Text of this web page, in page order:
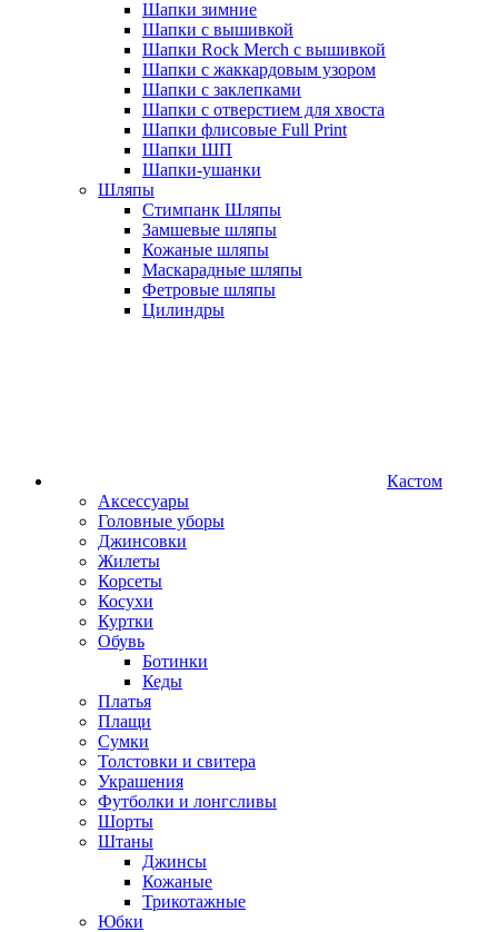
Шапки зимние
Шапки с вышивкой
Шапки Rock Merch с вышивкой
Шапки с жаккардовым узором
Шапки с заклепками
Шапки с отверстием для хвоста
Шапки флисовые Full Print
Шапки ШП
Шапки-ушанки
Шляпы
Стимпанк Шляпы
Замшевые шляпы
Кожаные шляпы
Маскарадные шляпы
Фетровые шляпы
Цилиндры
Кастом
Аксессуары
Головные уборы
Джинсовки
Жилеты
Корсеты
Косухи
Куртки
Обувь
Ботинки
Кеды
Платья
Плащи
Сумки
Толстовки и свитера
Украшения
Футболки и лонгсливы
Шорты
Штаны
Джинсы
Кожаные
Трикотажные
Юбки